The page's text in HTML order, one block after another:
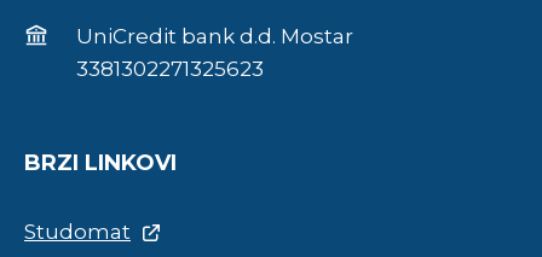
UniCredit bank d.d. Mostar
3381302271325623
BRZI LINKOVI
Studomat